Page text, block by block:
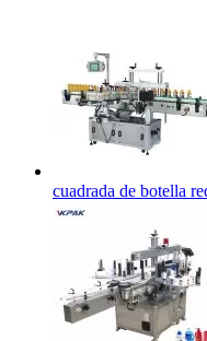
cuadrada de botella